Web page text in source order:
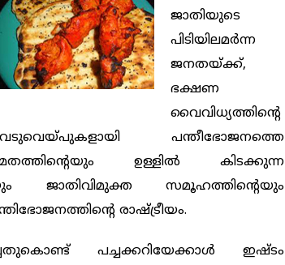
ജാതിയുടെ
പിടിയിലമര്‍ന്ന
ജനതയ്ക്ക്,
ഭക്ഷണ
വൈവിധ്യത്തിന്റെ
പന്തീഭോജനത്തെ
ഉള്ളില്‍ കിടക്കുന്ന
ജാതിവിമുക്ത സമൂഹത്തിന്റെയും
രാഷ്ട്രീയം.
പച്ചക്കറിയേക്കാള്‍ ഇഷ്ടം